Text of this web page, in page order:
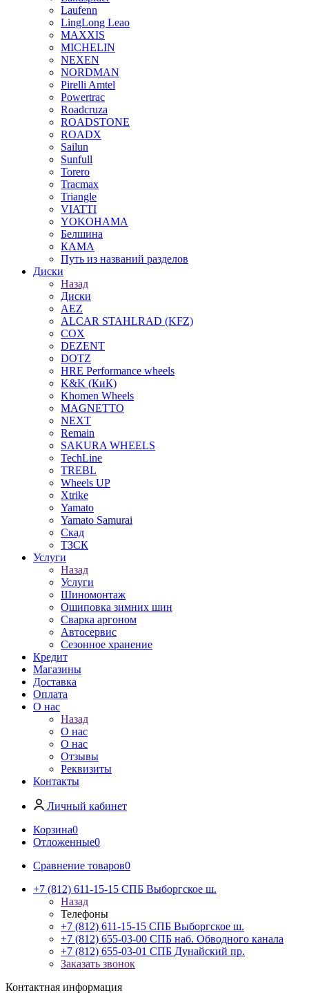
Laufenn
LingLong Leao
MAXXIS
MICHELIN
NEXEN
NORDMAN
Pirelli Amtel
Powertrac
Roadcruza
ROADSTONE
ROADX
Sailun
Sunfull
Torero
Tracmax
Triangle
VIATTI
YOKOHAMA
Белшина
КАМА
Путь из названий разделов
Диски
Назад
Диски
AEZ
ALCAR STAHLRAD (KFZ)
COX
DEZENT
DOTZ
HRE Performance wheels
K&K (КиК)
Khomen Wheels
MAGNETTO
NEXT
Remain
SAKURA WHEELS
TechLine
TREBL
Wheels UP
Xtrike
Yamato
Yamato Samurai
Скад
ТЗСК
Услуги
Назад
Услуги
Шиномонтаж
Ошиповка зимних шин
Сварка аргоном
Автосервис
Сезонное хранение
Кредит
Магазины
Доставка
Оплата
О нас
Назад
О нас
О нас
Отзывы
Реквизиты
Контакты
Личный кабинет
Корзина0
Отложенные0
Сравнение товаров0
+7 (812) 611-15-15 СПБ Выборгское ш.
Назад
Телефоны
+7 (812) 611-15-15 СПБ Выборгское ш.
+7 (812) 655-03-00 СПБ наб. Обводного канала
+7 (812) 655-03-01 СПБ Дунайский пр.
Заказать звонок
Контактная информация